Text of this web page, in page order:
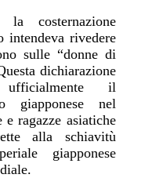
costernazione
intendeva rivedere
sulle “donne di
dichiarazione
il
giapponese nel
ragazze asiatiche
alla schiavitù
giapponese